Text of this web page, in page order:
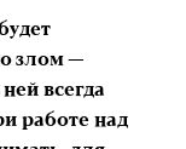
злом —
всегда
работе над